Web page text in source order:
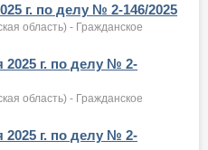
г. по делу № 2-146/2025
область) - Гражданское
2025 г. по делу № 2-
область) - Гражданское
2025 г. по делу № 2-